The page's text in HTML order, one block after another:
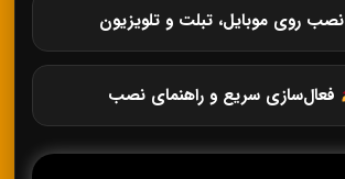
نصب روی موبایل، تبلت و تلویزیون
فعال‌سازی سریع و راهنمای نصب